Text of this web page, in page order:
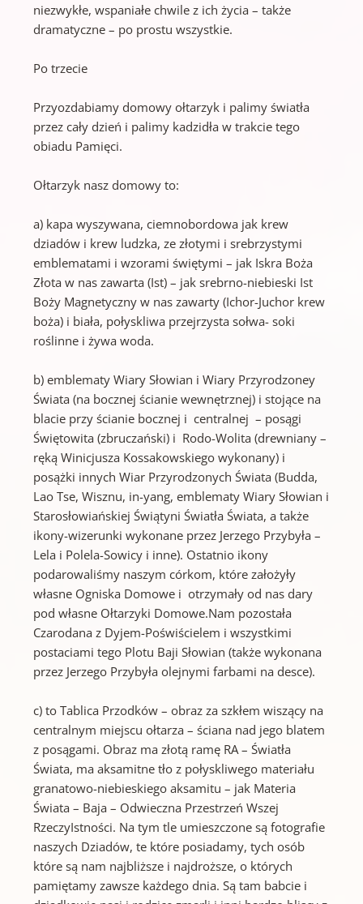
niezwykłe, wspaniałe chwile z ich życia – także
dramatyczne – po prostu wszystkie.
Po trzecie
Przyozdabiamy domowy ołtarzyk i palimy światła
przez cały dzień i palimy kadzidła w trakcie tego
obiadu Pamięci.
Ołtarzyk nasz domowy to:
a) kapa wyszywana, ciemnobordowa jak krew
dziadów i krew ludzka, ze złotymi i srebrzystymi
emblematami i wzorami świętymi – jak Iskra Boża
Złota w nas zawarta (Ist) – jak srebrno-niebieski Ist
Boży Magnetyczny w nas zawarty (Ichor-Juchor krew
boża) i biała, połyskliwa przejrzysta sołwa- soki
roślinne i żywa woda.
b) emblematy Wiary Słowian i Wiary Przyrodzoney
Świata (na bocznej ścianie wewnętrznej) i stojące na
blacie przy ścianie bocznej i centralnej – posągi
Świętowita (zbruczański) i Rodo-Wolita (drewniany –
ręką Winicjusza Kossakowskiego wykonany) i
posążki innych Wiar Przyrodzonych Świata (Budda,
Lao Tse, Wisznu, in-yang, emblematy Wiary Słowian i
Starosłowiańskiej Świątyni Światła Świata, a także
ikony-wizerunki wykonane przez Jerzego Przybyła –
Lela i Polela-Sowicy i inne). Ostatnio ikony
podarowaliśmy naszym córkom, które założyły
własne Ogniska Domowe i otrzymały od nas dary
pod własne Ołtarzyki Domowe.Nam pozostała
Czarodana z Dyjem-Poświścielem i wszystkimi
postaciami tego Plotu Baji Słowian (także wykonana
przez Jerzego Przybyła olejnymi farbami na desce).
c) to Tablica Przodków – obraz za szkłem wiszący na
centralnym miejscu ołtarza – ściana nad jego blatem
z posągami. Obraz ma złotą ramę RA – Światła
Świata, ma aksamitne tło z połyskliwego materiału
granatowo-niebieskiego aksamitu – jak Materia
Świata – Baja – Odwieczna Przestrzeń Wszej
RzeczyIstności. Na tym tle umieszczone są fotografie
naszych Dziadów, te które posiadamy, tych osób
które są nam najbliższe i najdroższe, o których
pamiętamy zawsze każdego dnia. Są tam babcie i